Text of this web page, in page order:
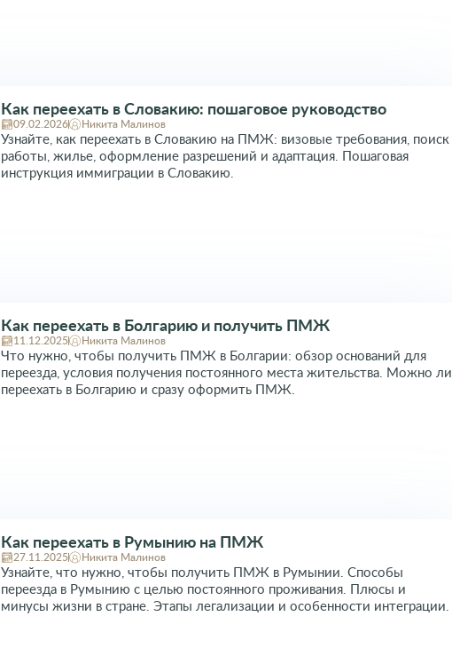
Как переехать в Словакию: пошаговое руководство
09.02.2026 Никита Малинов
Узнайте, как переехать в Словакию на ПМЖ: визовые требования, поиск
работы, жилье, оформление разрешений и адаптация. Пошаговая
инструкция иммиграции в Словакию.
Как переехать в Болгарию и получить ПМЖ
11.12.2025 Никита Малинов
Что нужно, чтобы получить ПМЖ в Болгарии: обзор оснований для
переезда, условия получения постоянного места жительства. Можно ли
переехать в Болгарию и сразу оформить ПМЖ.
Как переехать в Румынию на ПМЖ
27.11.2025 Никита Малинов
Узнайте, что нужно, чтобы получить ПМЖ в Румынии. Способы
переезда в Румынию с целью постоянного проживания. Плюсы и
минусы жизни в стране. Этапы легализации и особенности интеграции.